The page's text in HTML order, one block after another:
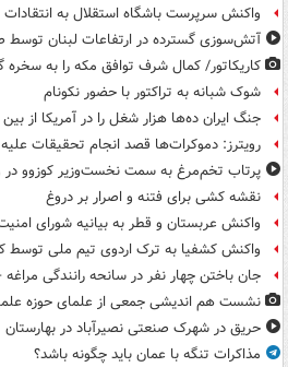
واکنش سرپرست باشگاه استقلال به انتقادات
آتش‌سوزی گسترده در ارتفاعات لبنان
کاریکاتور/ کمال شرف توافق مکه را به سخره
شوک شبانه به تراکتور با حضور نکونام
جنگ ایران ده‌ها هزار شغل را در آمریکا از بین
رویترز: دموکرات‌ها قصد انجام تحقیقات علیه
پرتاب تخم‌مرغ به سمت نخست‌وزیر کوزوو در
نقشه کشی برای فتنه و اصرار بر دروغ
واکنش عربستان و قطر به بیانیه شورای
واکنش کشفیا به ترک اردوی تیم ملی توسط
جان باختن چهار نفر در سانحه رانندگی
نشست هم اندیشی جمعی از علمای حوزه
حریق در شهرک صنعتی نصیرآباد در بهارستان
مذاکرات تنگه با عمان باید چگونه باشد؟